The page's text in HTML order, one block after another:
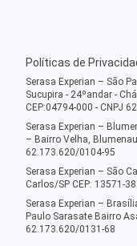
Políticas de
Serasa Experian – São
Sucupira - 24ºandar -
CEP:04794-000 - CNPJ
Serasa Experian –
– Bairro Velha,
62.173.620/0104-95
Serasa Experian – São
Carlos/SP CEP: 13571-
Serasa Experian –
Paulo Sarasate Bairro
62.173.620/0131-68